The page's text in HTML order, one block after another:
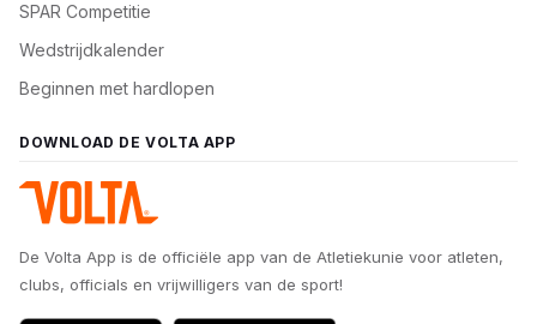
SPAR Competitie
Wedstrijdkalender
Beginnen met hardlopen
DOWNLOAD DE VOLTA APP
De Volta App is de officiële app van de Atletiekunie voor atleten,
clubs, officials en vrijwilligers van de sport!